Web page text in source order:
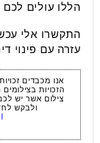
הללו עולים לכם
עזרה עם פינוי
אנו מכבדים
הזכויות
צילום אשר יש
ולבקש